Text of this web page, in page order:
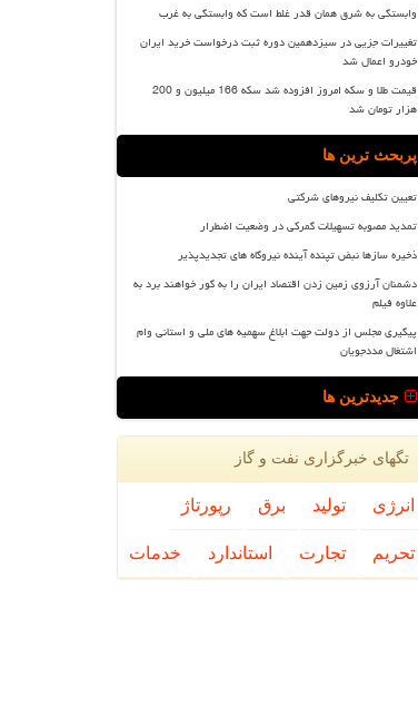
وابستگی به شرق همان قدر غلط است که وابستگی به غرب
تغییرات جزیی در سیزدهمین دوره ثبت درخواست خرید ایران
خودرو اعمال شد
قیمت طلا و سکه امروز افزوده شد سکه 166 میلیون و 200
هزار تومان شد
پربحث ترین ها
تعیین تکلیف نیروهای شرکتی
تمدید مصوبه تسهیلات گمرکی در وضعیت اضطرار
ذخیره سازها نبض تپنده آینده نیروگاه های تجدیدپذیر
دشمنان آرزوی زمین زدن اقتصاد ایران را به گور خواهند برد به
علاوه فیلم
پیگیری مجلس از دولت جهت ابلاغ سهمیه های ملی و استانی وام
اشتغال مددجویان
جدیدترین ها
تگهای خبرگزاری نفت و گاز
انرژی تولید برق رپورتاژ
تحریم تجارت استاندارد خدمات